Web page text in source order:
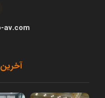
av.com